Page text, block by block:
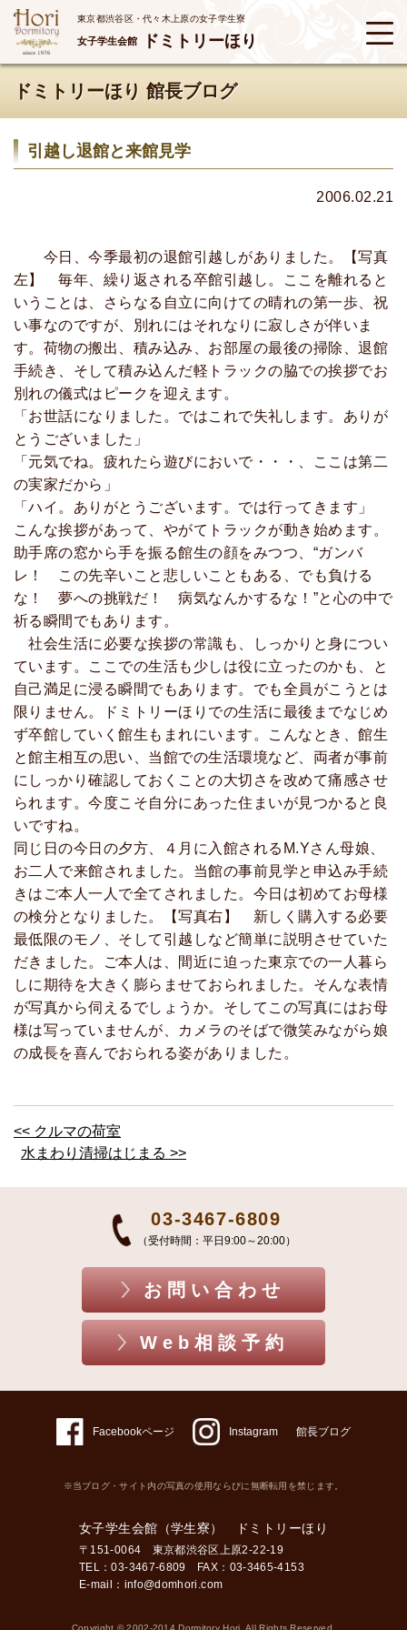
東京都渋谷区・代々木上原の女子学生寮
女子学生会館 ドミトリーほり
ドミトリーほり 館長ブログ
引越し退館と来館見学
2006.02.21
今日、今季最初の退館引越しがありました。【写真
左】 毎年、繰り返される卒館引越し。ここを離れると
いうことは、さらなる自立に向けての晴れの第一歩、祝
い事なのですが、別れにはそれなりに寂しさが伴いま
す。荷物の搬出、積み込み、お部屋の最後の掃除、退館
手続き、そして積み込んだ軽トラックの脇での挨拶でお
別れの儀式はピークを迎えます。
「お世話になりました。ではこれで失礼します。ありが
とうございました」
「元気でね。疲れたら遊びにおいで・・・、ここは第二
の実家だから」
「ハイ。ありがとうございます。では行ってきます」
こんな挨拶があって、やがてトラックが動き始めます。
助手席の窓から手を振る館生の顔をみつつ、“ガンバ
レ！ この先辛いこと悲しいこともある、でも負ける
な！ 夢への挑戦だ！ 病気なんかするな！”と心の中で
祈る瞬間でもあります。
社会生活に必要な挨拶の常識も、しっかりと身につい
ています。ここでの生活も少しは役に立ったのかも、と
自己満足に浸る瞬間でもあります。でも全員がこうとは
限りません。ドミトリーほりでの生活に最後までなじめ
ず卒館していく館生もまれにいます。こんなとき、館生
と館主相互の思い、当館での生活環境など、両者が事前
にしっかり確認しておくことの大切さを改めて痛感させ
られます。今度こそ自分にあった住まいが見つかると良
いですね。
同じ日の今日の夕方、４月に入館されるM.Yさん母娘、
お二人で来館されました。当館の事前見学と申込み手続
きはご本人一人で全てされました。今日は初めてお母様
の検分となりました。【写真右】 新しく購入する必要
最低限のモノ、そして引越しなど簡単に説明させていた
だきました。ご本人は、間近に迫った東京での一人暮ら
しに期待を大きく膨らませておられました。そんな表情
が写真から伺えるでしょうか。そしてこの写真にはお母
様は写っていませんが、カメラのそばで微笑みながら娘
の成長を喜んでおられる姿がありました。
<< クルマの荷室
水まわり清掃はじまる >>
03-3467-6809
（受付時間：平日9:00～20:00）
お問い合わせ
Web相談予約
Facebookページ Instagram 館長ブログ
※当ブログ・サイト内の写真の使用ならびに無断転用を禁じます。
女子学生会館（学生寮） ドミトリーほり
〒151-0064 東京都渋谷区上原2-22-19
TEL：03-3467-6809 FAX：03-3465-4153
E-mail： info@domhori.com
Copyright © 2002-2014 Dormitory Hori. All Rights Reserved.